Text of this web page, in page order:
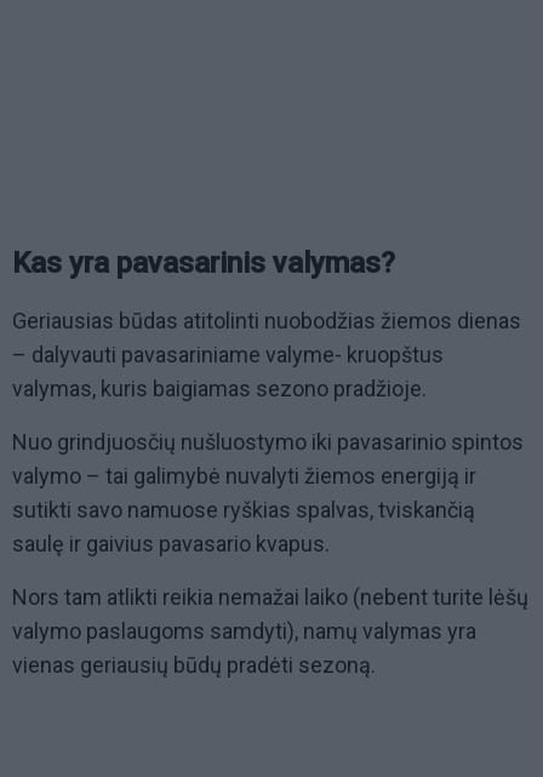
Kas yra pavasarinis valymas?
Geriausias būdas atitolinti nuobodžias žiemos dienas
– dalyvauti pavasariniame valyme- kruopštus
valymas, kuris baigiamas sezono pradžioje.
Nuo grindjuosčių nušluostymo iki pavasarinio spintos
valymo – tai galimybė nuvalyti žiemos energiją ir
sutikti savo namuose ryškias spalvas, tviskančią
saulę ir gaivius pavasario kvapus.
Nors tam atlikti reikia nemažai laiko (nebent turite lėšų
valymo paslaugoms samdyti), namų valymas yra
vienas geriausių būdų pradėti sezoną.